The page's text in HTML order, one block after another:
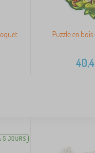
Puzzle en
5 JOURS